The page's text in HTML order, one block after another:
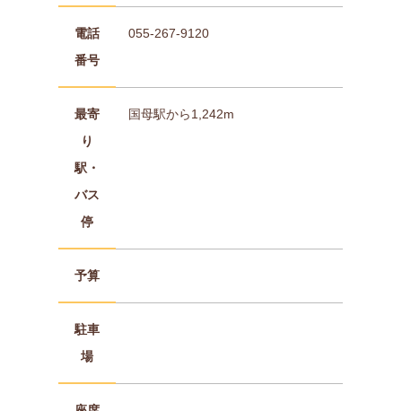
電話
番号
055-267-9120
最寄
り
駅・
バス
停
国母駅から1,242m
予算
駐車
場